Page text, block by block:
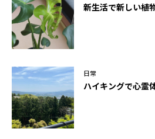
新生活で新しい植
日常
ハイキングで心霊